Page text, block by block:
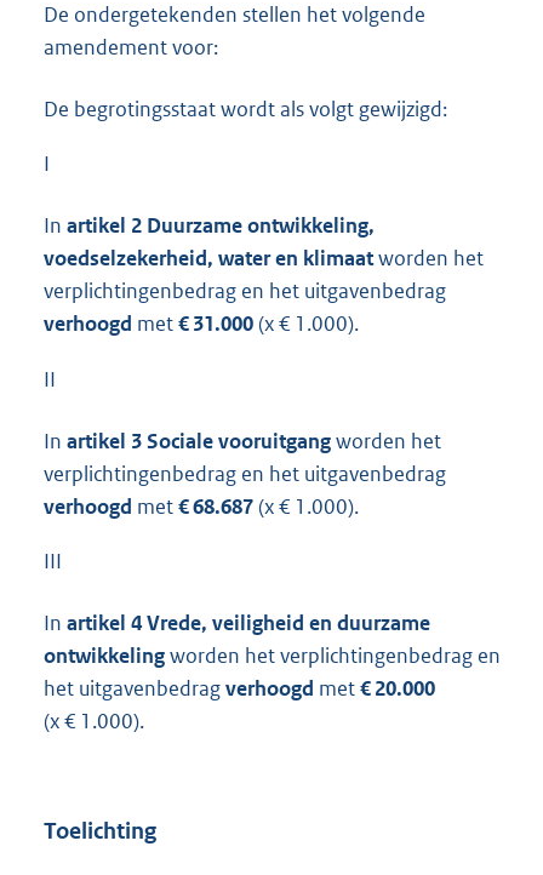
De ondergetekenden stellen het volgende
amendement voor:
De begrotingsstaat wordt als volgt gewijzigd:
I
In artikel 2 Duurzame ontwikkeling,
voedselzekerheid, water en klimaatworden het
verplichtingenbedrag en het uitgavenbedrag
verhoogd met€ 31.000(x € 1.000).
II
In artikel 3 Sociale vooruitgangworden het
verplichtingenbedrag en het uitgavenbedrag
verhoogd met€ 68.687(x € 1.000).
III
In artikel 4 Vrede, veiligheid en duurzame
ontwikkelingworden het verplichtingenbedrag en
het uitgavenbedragverhoogd met€ 20.000
(x € 1.000).
Toelichting